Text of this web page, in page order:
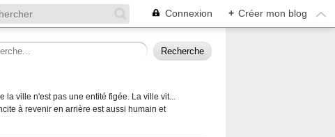
Connexion + Créer mon blog
la ville n'est pas une entité figée. La ville vit...
à revenir en arrière est aussi humain et